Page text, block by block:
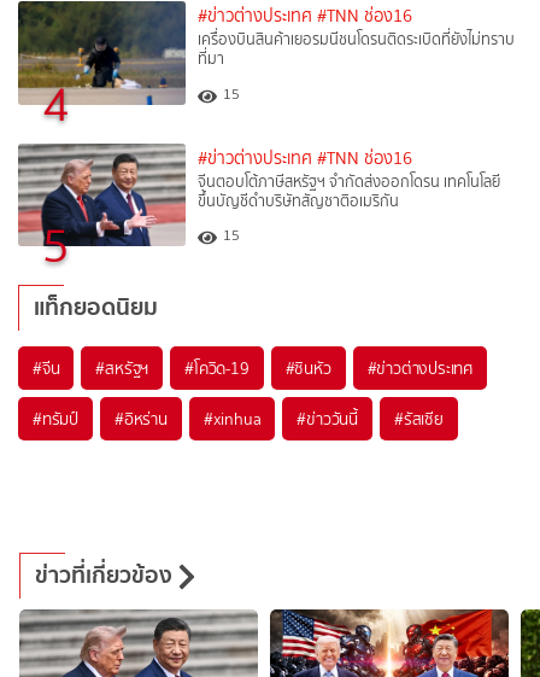
4
#ข่าวต่างประเทศ #TNN ช่อง16
เครื่องบินสินค้าเยอรมนีชนโดรนติดระเบิดที่ยังไม่ทราบ
ที่มา
15
5
#ข่าวต่างประเทศ #TNN ช่อง16
จีนตอบโต้ภาษีสหรัฐฯ จำกัดส่งออกโดรน เทคโนโลยี
ขึ้นบัญชีดำบริษัทสัญชาติอเมริกัน
15
แท็กยอดนิยม
#จีน #สหรัฐฯ #โควิด-19 #ซินหัว #ข่าวต่างประเทศ
#ทรัมป์ #อิหร่าน #xinhua #ข่าววันนี้ #รัสเซีย
ข่าวที่เกี่ยวข้อง